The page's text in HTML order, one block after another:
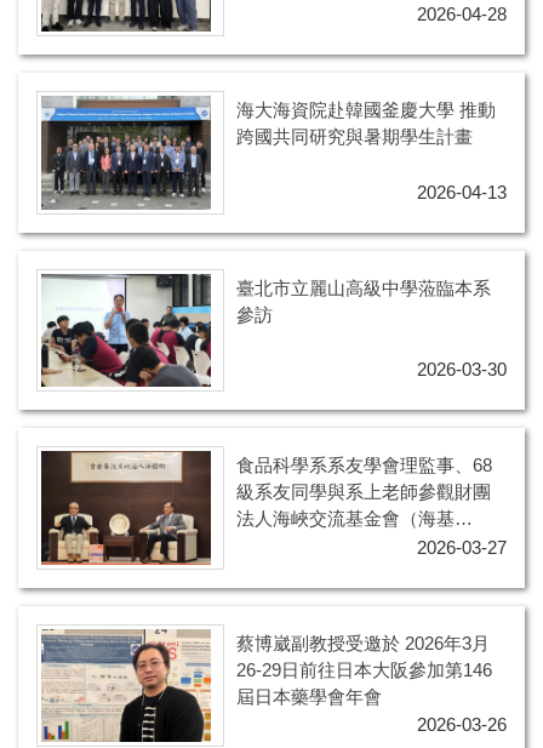
NGUYEN DUY BAO 與講師 Mr.
術交流與設施參訪
2026-04-28
海大海資院赴韓國釜慶大學 推動
跨國共同研究與暑期學生計畫
2026-04-13
臺北市立麗山高級中學蒞臨本系
參訪
2026-03-30
食品科學系系友學會理監事、68
級系友同學與系上老師參觀財團
法人海峽交流基金會（海基
會），會後海基會董事長蘇嘉全
2026-03-27
蔡博崴副教授受邀於 2026年3月
26-29日前往日本大阪參加第146
屆日本藥學會年會
2026-03-26